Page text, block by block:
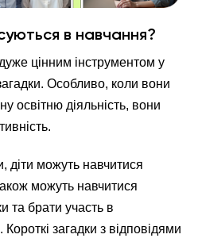
в навчання?
цінним інструментом у
Особливо, коли вони
освітню діяльність, вони
діти можуть навчитися
можуть навчитися
та брати участь в
Короткі загадки з відповідями